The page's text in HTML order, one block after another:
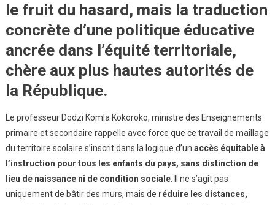
le fruit du hasard, mais la traduction
concrète d’une politique éducative
ancrée dans l’équité territoriale,
chère aux plus hautes autorités de
la République.
Le professeur Dodzi Komla Kokoroko, ministre des Enseignements
primaire et secondaire rappelle avec force que ce travail de maillage
du territoire scolaire s’inscrit dans la logique d’un accès équitable à
l’instruction pour tous les enfants du pays, sans distinction de
lieu de naissance ni de condition sociale. Il ne s’agit pas
uniquement de bâtir des murs, mais de réduire les distances,